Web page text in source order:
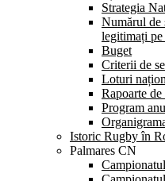
Strategia
Numărul de
legitimați
Buget
Criterii de
Loturi
Rapoarte
Program
Istoric Rugby în
Palmares CN